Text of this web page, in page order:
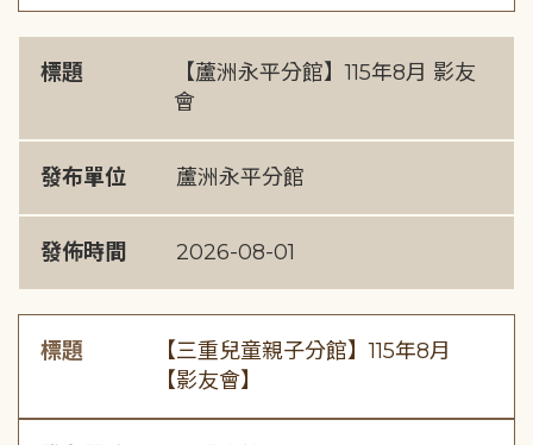
標題
【蘆洲永平分館】115年8月 影友
會
發布單位 蘆洲永平分館
發佈時間 2026-08-01
標題
【三重兒童親子分館】115年8月
【影友會】